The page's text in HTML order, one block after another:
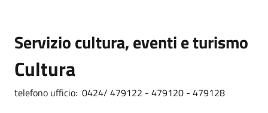
Servizio cultura, eventi e turismo
Cultura
telefono ufficio: 0424/ 479122 - 479120 - 479128